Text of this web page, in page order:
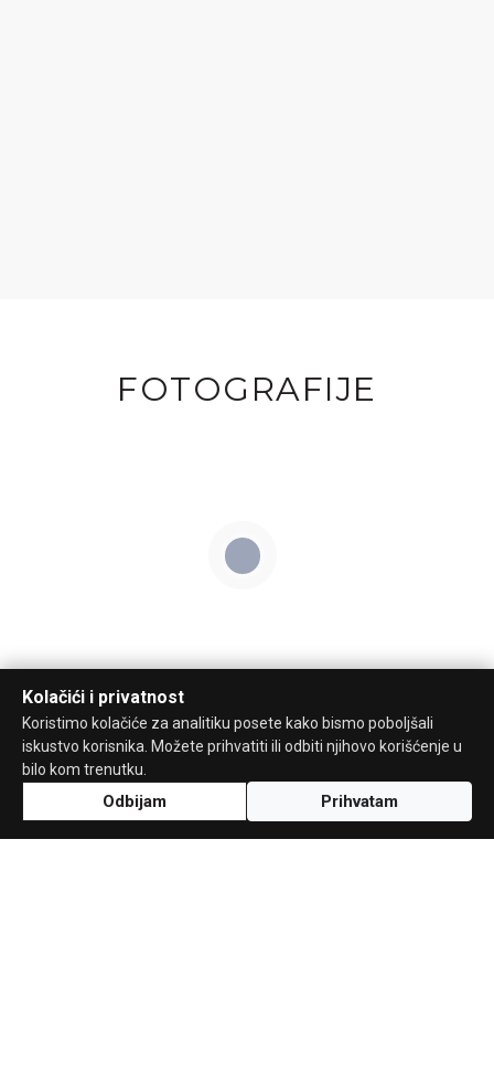
FOTOGRAFIJE
Kolačići i privatnost
Koristimo kolačiće za analitiku posete kako bismo poboljšali
iskustvo korisnika. Možete prihvatiti ili odbiti njihovo korišćenje u
bilo kom trenutku.
Odbijam Prihvatam